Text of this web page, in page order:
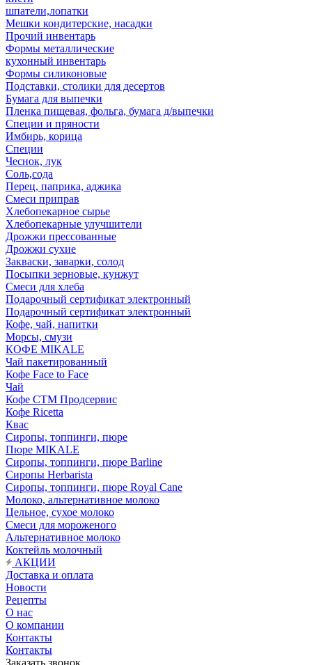
шпатели,лопатки
Мешки кондитерские, насадки
Прочий инвентарь
Формы металлические
кухонный инвентарь
Формы силиконовые
Подставки, столики для десертов
Бумага для выпечки
Пленка пищевая, фольга, бумага д/выпечки
Специи и пряности
Имбирь, корица
Специи
Чеснок, лук
Соль,сода
Перец, паприка, аджика
Смеси приправ
Хлебопекарное сырье
Хлебопекарные улучшители
Дрожжи прессованные
Дрожжи сухие
Закваски, заварки, солод
Посыпки зерновые, кунжут
Смеси для хлеба
Подарочный сертификат электронный
Подарочный сертификат электронный
Кофе, чай, напитки
Морсы, смузи
КОФЕ MIKALE
Чай пакетированный
Кофе Face to Face
Чай
Кофе СТМ Продсервис
Кофе Ricetta
Квас
Сиропы, топпинги, пюре
Пюре MIKALE
Сиропы, топпинги, пюре Barline
Сиропы Herbarista
Сиропы, топпинги, пюре Royal Cane
Молоко, альтернативное молоко
Цельное, сухое молоко
Смеси для мороженого
Альтернативное молоко
Коктейль молочный
АКЦИИ
Доставка и оплата
Новости
Рецепты
О нас
О компании
Контакты
Контакты
Заказать звонок